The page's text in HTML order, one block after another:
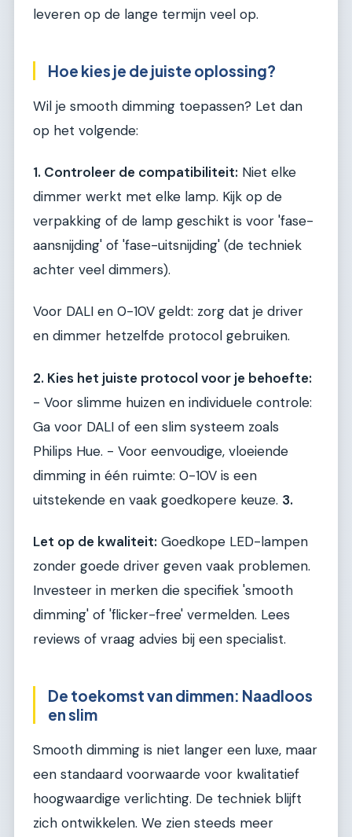
leveren op de lange termijn veel op.
Hoe kies je de juiste oplossing?
Wil je smooth dimming toepassen? Let dan
op het volgende:
1. Controleer de compatibiliteit: Niet elke
dimmer werkt met elke lamp. Kijk op de
verpakking of de lamp geschikt is voor 'fase-
aansnijding' of 'fase-uitsnijding' (de techniek
achter veel dimmers).
Voor DALI en 0-10V geldt: zorg dat je driver
en dimmer hetzelfde protocol gebruiken.
2. Kies het juiste protocol voor je behoefte:
- Voor slimme huizen en individuele controle:
Ga voor DALI of een slim systeem zoals
Philips Hue. - Voor eenvoudige, vloeiende
dimming in één ruimte: 0-10V is een
uitstekende en vaak goedkopere keuze. 3.
Let op de kwaliteit: Goedkope LED-lampen
zonder goede driver geven vaak problemen.
Investeer in merken die specifiek 'smooth
dimming' of 'flicker-free' vermelden. Lees
reviews of vraag advies bij een specialist.
De toekomst van dimmen: Naadloos
en slim
Smooth dimming is niet langer een luxe, maar
een standaard voorwaarde voor kwalitatief
hoogwaardige verlichting. De techniek blijft
zich ontwikkelen. We zien steeds meer